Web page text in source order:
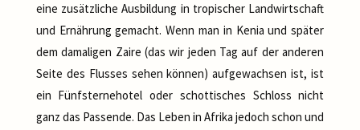
eine zusätzliche Ausbildung in tropischer Landwirtschaft
und Ernährung gemacht. Wenn man in Kenia und später
dem damaligen Zaire (das wir jeden Tag auf der anderen
Seite des Flusses sehen können) aufgewachsen ist, ist
ein Fünfsternehotel oder schottisches Schloss nicht
ganz das Passende. Das Leben in Afrika jedoch schon und